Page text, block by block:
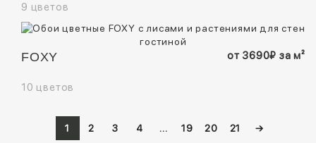
9 цветов
FOXY
10 цветов
от 3690₽ за м²
1 2 3 4 … 19 20 21 →